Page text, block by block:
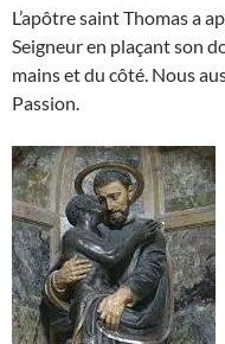
L’apôtre saint Thomas a
Seigneur en plaçant son
mains et du côté. Nous
Passion.